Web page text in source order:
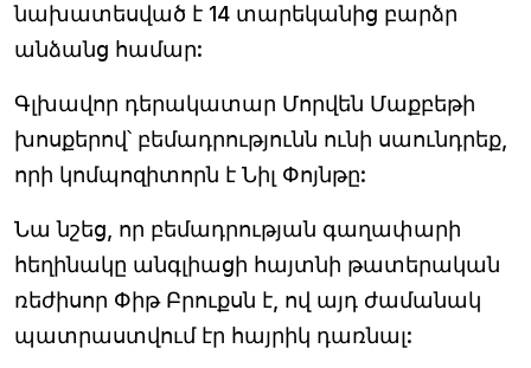
նախատեսված է 14 տարեկանից բարձր
անձանց համար:
Գլխավոր դերակատար Մորվեն Մաքբեթի
խոսքերով՝ բեմադրությունն ունի սաունդրեք,
որի կոմպոզիտորն է Նիլ Փոյնթը:
Նա նշեց, որ բեմադրության գաղափարի
հեղինակը անգլիացի հայտնի թատերական
ռեժիսոր Փիթ Բրուքսն է, ով այդ ժամանակ
պատրաստվում էր հայրիկ դառնալ: